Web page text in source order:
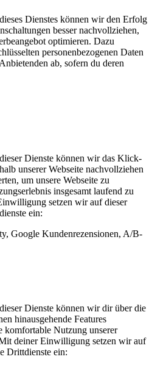
Dienstes können wir den Erfolg
besser nachvollziehen,
optimieren. Dazu
personenbezogenen Daten
ab, sofern du deren
Dienste können wir das Klick-
unserer Webseite nachvollziehen
um unsere Webseite zu
insgesamt laufend zu
setzen wir auf dieser
ein:
Google Kundenrezensionen, A/B-
Dienste können wir dir über die
hinausgehende Features
komfortable Nutzung unserer
deiner Einwilligung setzen wir auf
Drittdienste ein: